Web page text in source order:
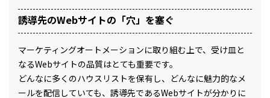
誘導先のWebサイトの「穴」を塞ぐ
マーケティングオートメーションに取り組む上で、受け皿と
なるWebサイトの品質はとても重要です。
どんなに多くのハウスリストを保有し、どんなに魅力的なメ
ールを配信していても、誘導先であるWebサイトが分かりに